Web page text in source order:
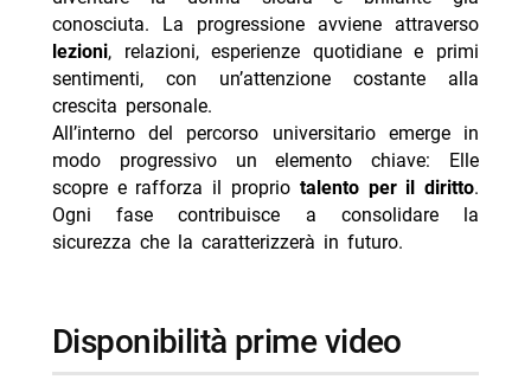
conosciuta. La progressione avviene attraverso
lezioni, relazioni, esperienze quotidiane e primi
sentimenti, con un’attenzione costante alla
crescita personale.
All’interno del percorso universitario emerge in
modo progressivo un elemento chiave: Elle
scopre e rafforza il proprio talento per il diritto.
Ogni fase contribuisce a consolidare la
sicurezza che la caratterizzerà in futuro.
disponibilità prime video